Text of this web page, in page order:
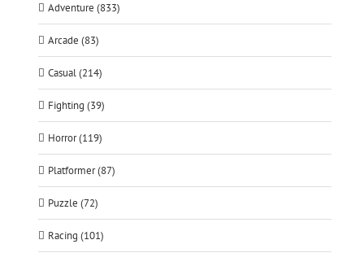
Adventure (833)
Arcade (83)
Casual (214)
Fighting (39)
Horror (119)
Platformer (87)
Puzzle (72)
Racing (101)